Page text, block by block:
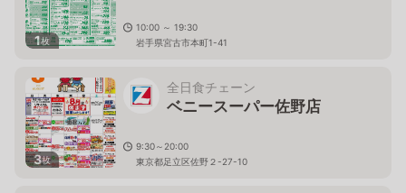
1枚
10:00 ～ 19:30
岩手県宮古市本町1-41
3枚
全日食チェーン
ベニースーパー佐野店
9:30～20:00
東京都足立区佐野２-27-10